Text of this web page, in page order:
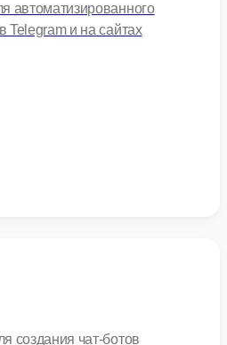
автоматизированного
Telegram и на сайтах
создания чат-ботов